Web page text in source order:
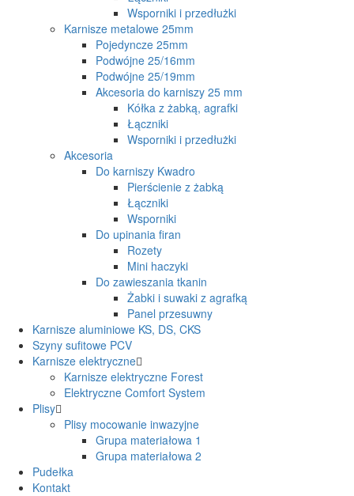
Wsporniki i przedłużki
Karnisze metalowe 25mm
Pojedyncze 25mm
Podwójne 25/16mm
Podwójne 25/19mm
Akcesoria do karniszy 25 mm
Kółka z żabką, agrafki
Łączniki
Wsporniki i przedłużki
Akcesoria
Do karniszy Kwadro
Pierścienie z żabką
Łączniki
Wsporniki
Do upinania firan
Rozety
Mini haczyki
Do zawieszania tkanin
Żabki i suwaki z agrafką
Panel przesuwny
Karnisze aluminiowe KS, DS, CKS
Szyny sufitowe PCV
Karnisze elektryczne
Karnisze elektryczne Forest
Elektryczne Comfort System
Plisy
Plisy mocowanie inwazyjne
Grupa materiałowa 1
Grupa materiałowa 2
Pudełka
Kontakt